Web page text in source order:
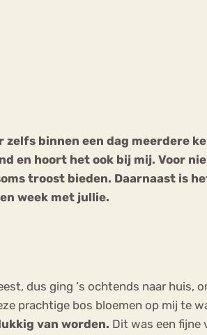
binnen een dag meerdere
en hoort het ook bij mij. Voor
troost bieden. Daarnaast is
week met jullie.
dus ging ‘s ochtends naar huis,
prachtige bos bloemen op mij te
van worden. Dit was een fijne